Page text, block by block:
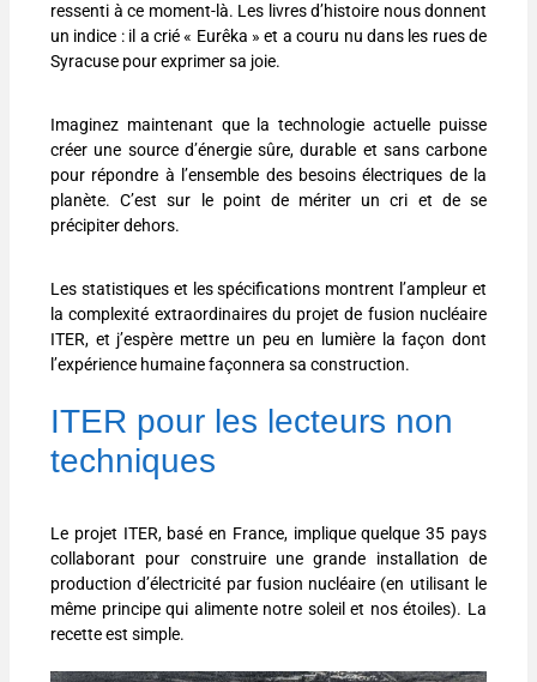
ressenti à ce moment-là. Les livres d’histoire nous donnent
un indice : il a crié « Eurêka » et a couru nu dans les rues de
Syracuse pour exprimer sa joie.
Imaginez maintenant que la technologie actuelle puisse
créer une source d’énergie sûre, durable et sans carbone
pour répondre à l’ensemble des besoins électriques de la
planète. C’est sur le point de mériter un cri et de se
précipiter dehors.
Les statistiques et les spécifications montrent l’ampleur et
la complexité extraordinaires du projet de fusion nucléaire
ITER, et j’espère mettre un peu en lumière la façon dont
l’expérience humaine façonnera sa construction.
ITER pour les lecteurs non
techniques
Le projet ITER, basé en France, implique quelque 35 pays
collaborant pour construire une grande installation de
production d’électricité par fusion nucléaire (en utilisant le
même principe qui alimente notre soleil et nos étoiles). La
recette est simple.